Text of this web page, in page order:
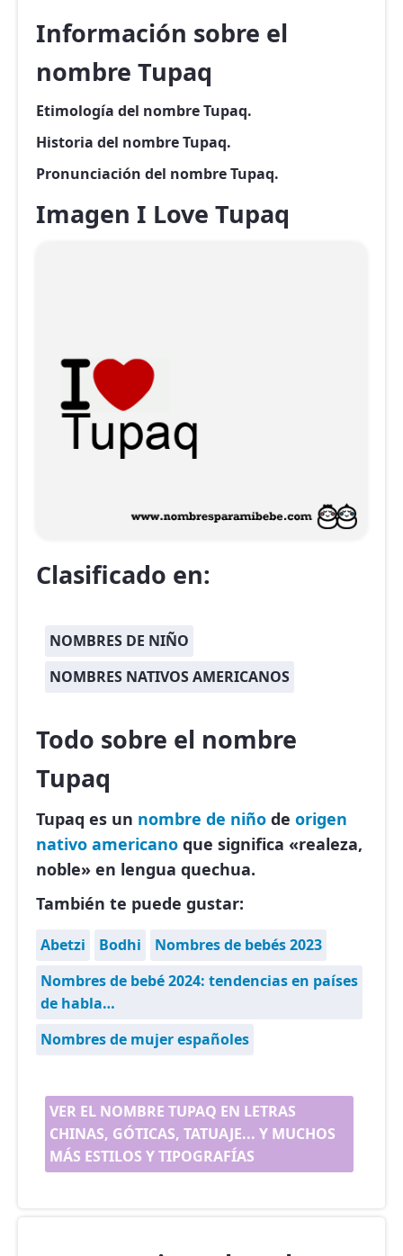
Información sobre el
nombre Tupaq
Etimología del nombre Tupaq.
Historia del nombre Tupaq.
Pronunciación del nombre Tupaq.
Imagen I Love Tupaq
Clasificado en:
NOMBRES DE NIÑO
NOMBRES NATIVOS AMERICANOS
Todo sobre el nombre
Tupaq
Tupaq es un nombre de niño de origen
nativo americano que significa «realeza,
noble» en lengua quechua.
También te puede gustar:
Abetzi Bodhi
Nombres de bebés 2023
Nombres de bebé 2024: tendencias en países
de habla…
Nombres de mujer españoles
VER EL NOMBRE TUPAQ EN LETRAS
CHINAS, GÓTICAS, TATUAJE... Y MUCHOS
MÁS ESTILOS Y TIPOGRAFÍAS